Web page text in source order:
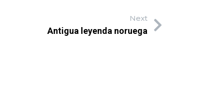
Next
Antigua leyenda noruega